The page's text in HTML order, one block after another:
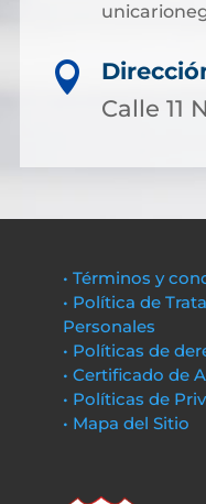

Calle 11
• Términos y
• Política de
Personales
• Políticas de
• Certificado de
• Políticas de
• Mapa del Sitio